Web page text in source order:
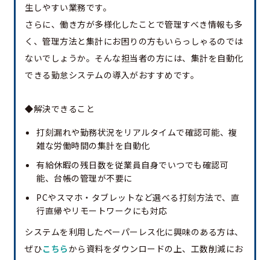
生しやすい業務です。
さらに、働き方が多様化したことで管理すべき情報も多
く、管理方法と集計にお困りの方もいらっしゃるのでは
ないでしょうか。そんな担当者の方には、集計を自動化
できる勤怠システムの導入がおすすめです。
◆解決できること
打刻漏れや勤務状況をリアルタイムで確認可能、複
雑な労働時間の集計を自動化
有給休暇の残日数を従業員自身でいつでも確認可
能、台帳の管理が不要に
PCやスマホ・タブレットなど選べる打刻方法で、直
行直帰やリモートワークにも対応
システムを利用したペーパーレス化に興味のある方は、
ぜひこちらから資料をダウンロードの上、工数削減にお